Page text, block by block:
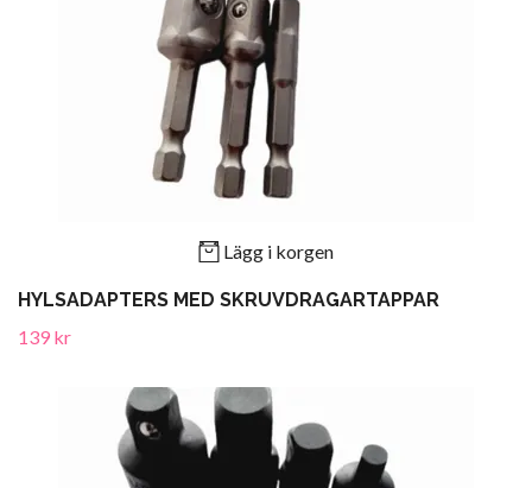
Lägg i korgen
HYLSADAPTERS MED SKRUVDRAGARTAPPAR
139 kr